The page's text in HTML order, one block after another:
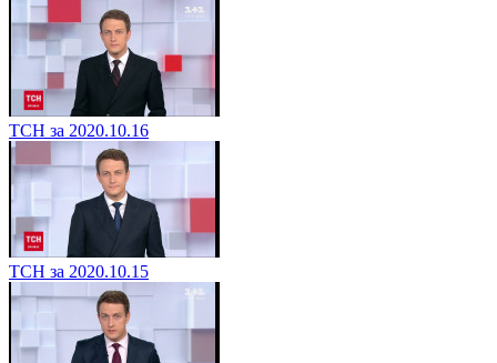
ТСН за 2020.10.16
ТСН за 2020.10.15